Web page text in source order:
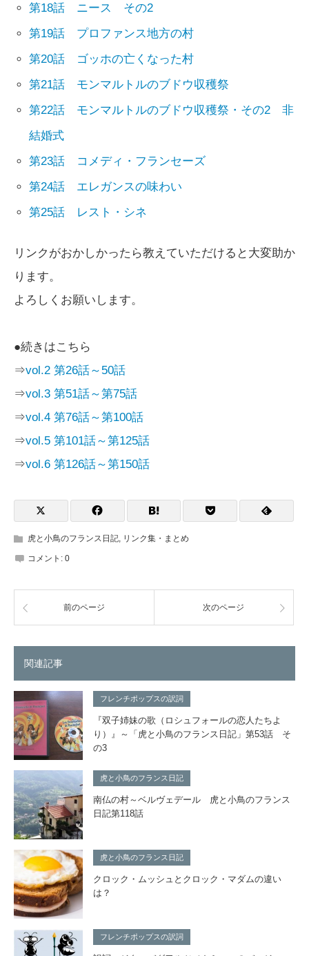
第18話 ニース その2
第19話 プロファンス地方の村
第20話 ゴッホの亡くなった村
第21話 モンマルトルのブドウ収穫祭
第22話 モンマルトルのブドウ収穫祭・その2 非
結婚式
第23話 コメディ・フランセーズ
第24話 エレガンスの味わい
第25話 レスト・シネ
リンクがおかしかったら教えていただけると大変助か
ります。
よろしくお願いします。
●続きはこちら
⇒vol.2 第26話～50話
⇒vol.3 第51話～第75話
⇒vol.4 第76話～第100話
⇒vol.5 第101話～第125話
⇒vol.6 第126話～第150話
虎と小鳥のフランス日記, リンク集・まとめ
コメント: 0
前のページ 次のページ
関連記事
フレンチポップスの訳詞
『双子姉妹の歌（ロシュフォールの恋人たちよ
り）』～「虎と小鳥のフランス日記」第53話 そ
の3
虎と小鳥のフランス日記
南仏の村～ベルヴェデール 虎と小鳥のフランス
日記第118話
虎と小鳥のフランス日記
クロック・ムッシュとクロック・マダムの違い
は？
フレンチポップスの訳詞